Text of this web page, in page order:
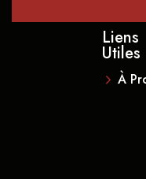
Liens
Utiles
À